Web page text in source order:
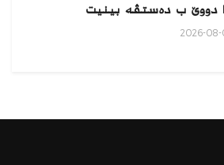
دووێ ب دەستڤە بینیت